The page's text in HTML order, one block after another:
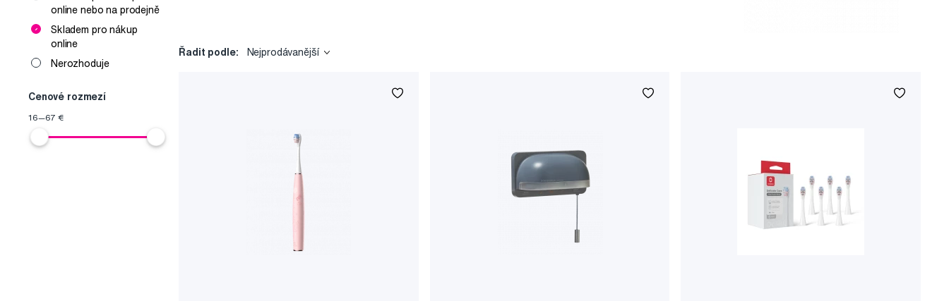
online nebo na prodejně
Skladem pro nákup
online
Nerozhoduje
Cenové rozmezí
16—67 €
model disponuje veľkým dotykovým farebným displejom s novým OS, iOS/Android aplikáciou s analýzami a nastavením
Sensitive). S užívateľom udržuje pozitívnu interakciu zobrazením aktuálneho počasia alebo pochvalou za dôkladné
okrem iného zhromažďovať štatistiky čistenia, alebo vás prevedie správnym využitím kefky v celej šírke jej možností. 32
minimálnej hmotnosti iba 100 gramov je práca s ním veľmi pohodlná. Mimoriadne rýchle dobíjanie a dlhá výdrž batérie len
zvyšujú užívateľský komfort. Pri modeli Elite môžete počítať s prevádzkou až 40 dní na jedno dobitie.
Řadit podle: Nejprodávanější